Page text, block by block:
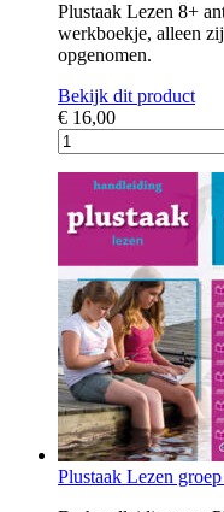
Plustaak Lezen 8+
werkboekje, alleen
opgenomen.
Bekijk dit product
€ 16,00
Plustaak Lezen